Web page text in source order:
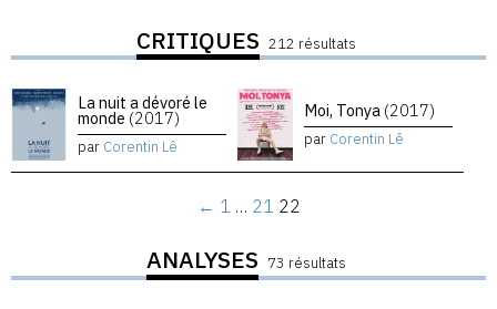
CRITIQUES 212 résultats
La nuit a dévoré le
monde (2017)
par Corentin Lê
Moi, Tonya (2017)
par Corentin Lê
← 1 … 21 22
ANALYSES 73 résultats